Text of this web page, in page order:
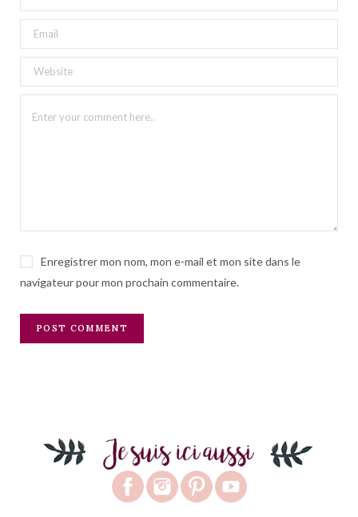
Enregistrer mon nom, mon e-mail et mon site dans le
navigateur pour mon prochain commentaire.